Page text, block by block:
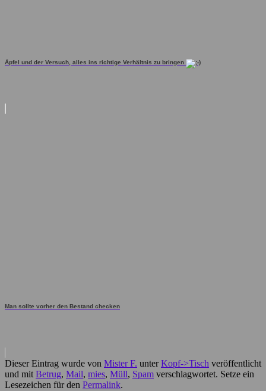
Äpfel und der Versuch, alles ins richtige Verhältnis zu bringen
Man sollte vorher den Bestand checken
Dieser Eintrag wurde von Mister F. unterKopf->Tisch veröffentlicht
und mit Betrug, Mail, mies, Müll, Spam verschlagwortet. Setze ein
Lesezeichen für den Permalink.